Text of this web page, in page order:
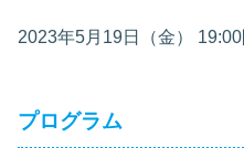
2023年5月19日（金）
プログラム